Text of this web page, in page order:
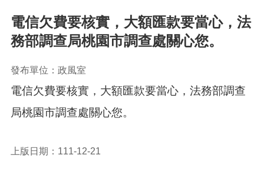
電信欠費要核實，大額匯款要當心，法
務部調查局桃園市調查處關心您。
發布單位：政風室
電信欠費要核實，大額匯款要當心，法務部調查
局桃園市調查處關心您。
上版日期：111-12-21